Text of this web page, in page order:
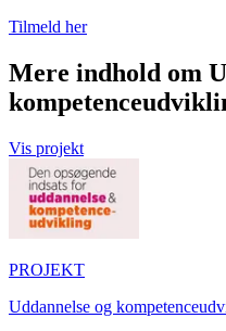
Tilmeld her
Mere indhold om
Vis projekt
PROJEKT
Uddannelse og